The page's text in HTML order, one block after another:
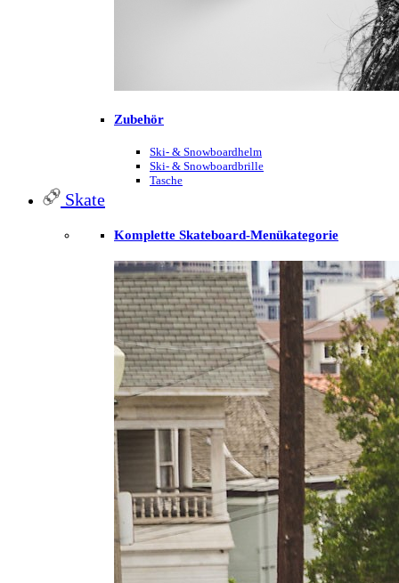
Zubehör
Ski- & Snowboardhelm
Ski- & Snowboardbrille
Tasche
Skate
Komplette Skateboard-Menükategorie